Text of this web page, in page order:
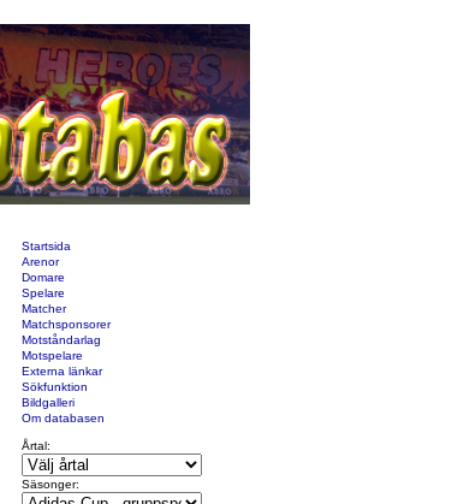
Startsida
Arenor
Domare
Spelare
Matcher
Matchsponsorer
Motståndarlag
Motspelare
Externa länkar
Sökfunktion
Bildgalleri
Om databasen
Årtal:
Säsonger: